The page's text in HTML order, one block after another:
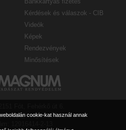
Kérdések és válaszok - CIB
Videók
Képek
Rendezvények
Minősítések
cookie-kat használ annak